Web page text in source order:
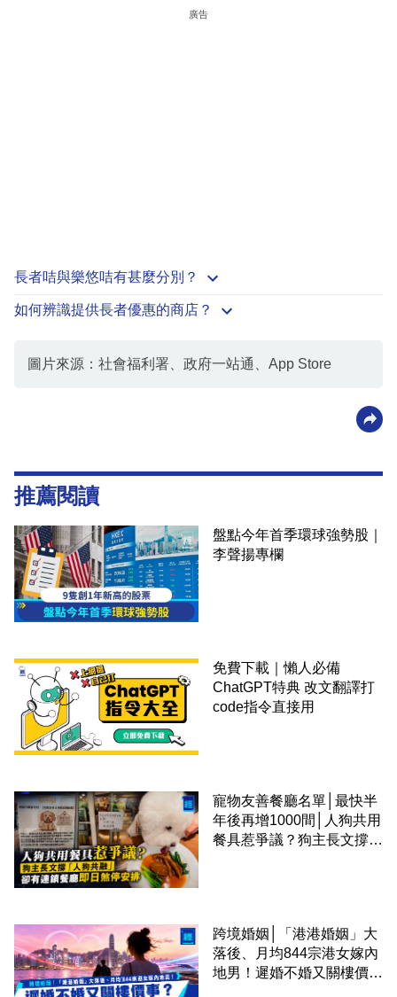
廣告
長者咭與樂悠咭有甚麼分別？
如何辨識提供長者優惠的商店？
圖片來源：社會福利署、政府一站通、App Store
推薦閱讀
盤點今年首季環球強勢股｜
李聲揚專欄
免費下載｜懶人必備
ChatGPT特典 改文翻譯打
code指令直接用
寵物友善餐廳名單│最快半
年後再增1000間│人狗共用
餐具惹爭議？狗主長文撐
跨境婚姻│「港港婚姻」大
落後、月均844宗港女嫁內
地男！遲婚不婚又關樓價